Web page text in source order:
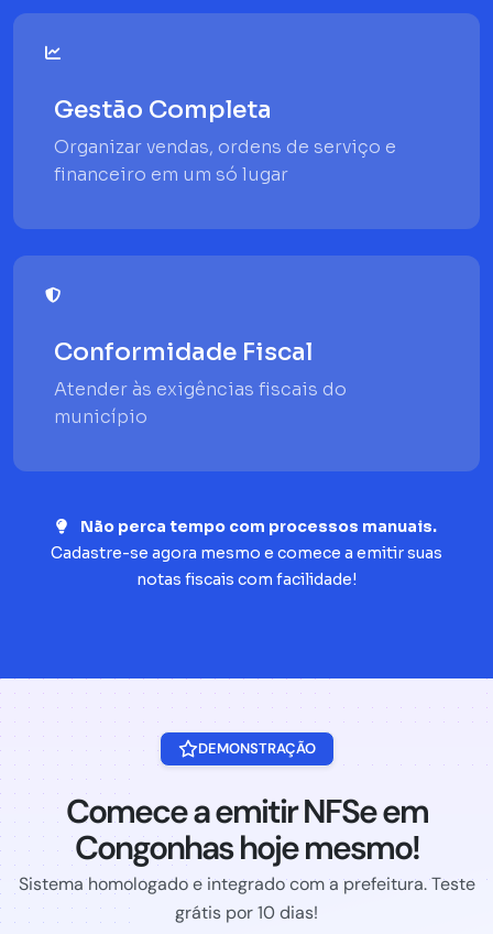
Gestão Completa
Organizar vendas, ordens de serviço e
financeiro em um só lugar
Conformidade Fiscal
Atender às exigências fiscais do
município
Não perca tempo com processos manuais.
Cadastre-se agora mesmo e comece a emitir suas
notas fiscais com facilidade!
DEMONSTRAÇÃO
Comece a emitir NFSe em
Congonhas hoje mesmo!
Sistema homologado e integrado com a prefeitura. Teste
grátis por 10 dias!